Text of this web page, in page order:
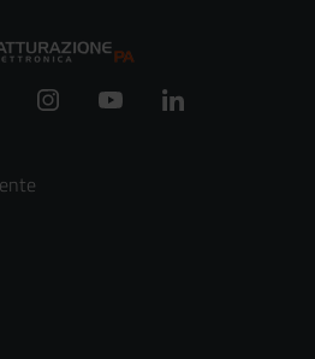
Facebook Instagram YouTube